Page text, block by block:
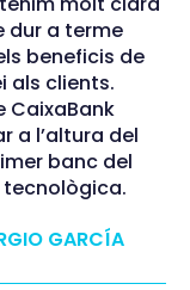
dur a terme
beneficis de
als clients.
CaixaBank
a l’altura del
banc del
tecnològica.
GARCÍA